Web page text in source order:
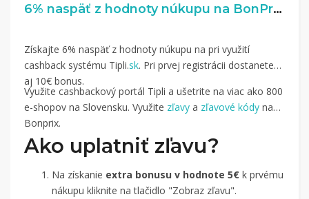
6% naspäť z hodnoty núkupu na BonPrix.sk
Získajte 6% naspäť z hodnoty núkupu na pri využití
cashback systému Tipli.sk. Pri prvej registrácii dostanete
aj 10€ bonus.
Využite cashbackový portál Tipli a ušetrite na viac ako 800
e-shopov na Slovensku. Využite zľavy a zľavové kódy na
Bonprix.
Ako uplatniť zľavu?
Na získanie extra bonusu v hodnote 5€ k prvému
nákupu kliknite na tlačidlo "Zobraz zľavu".